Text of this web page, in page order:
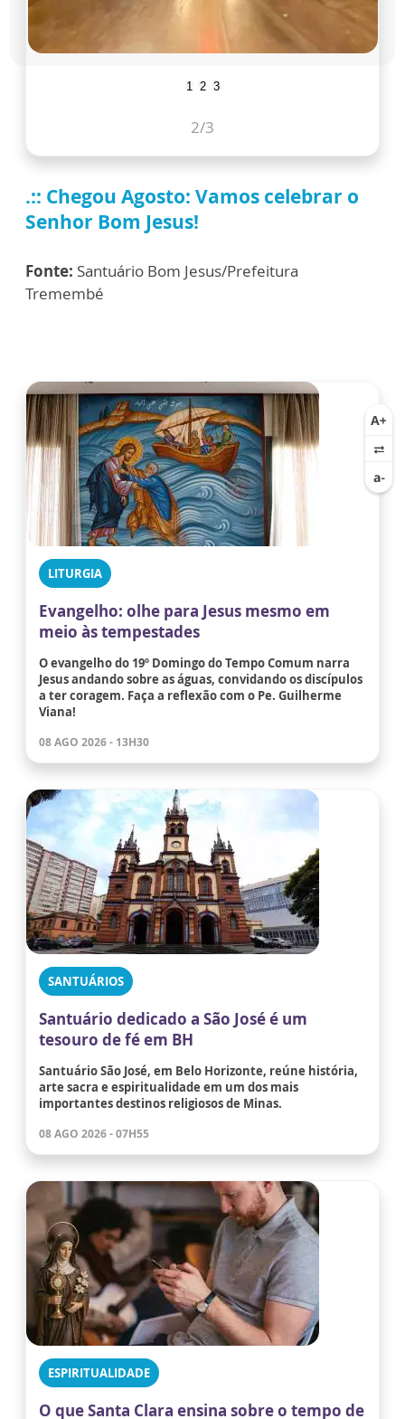
1 2 3
2/3
.:: Chegou Agosto: Vamos celebrar o
Senhor Bom Jesus!
Fonte: Santuário Bom Jesus/Prefeitura
Tremembé
LITURGIA
Evangelho: olhe para Jesus mesmo em
meio às tempestades
O evangelho do 19º Domingo do Tempo Comum narra
Jesus andando sobre as águas, convidando os discípulos
a ter coragem. Faça a reflexão com o Pe. Guilherme
Viana!
08 AGO 2026 - 13H30
SANTUÁRIOS
Santuário dedicado a São José é um
tesouro de fé em BH
Santuário São José, em Belo Horizonte, reúne história,
arte sacra e espiritualidade em um dos mais
importantes destinos religiosos de Minas.
08 AGO 2026 - 07H55
ESPIRITUALIDADE
O que Santa Clara ensina sobre o tempo de